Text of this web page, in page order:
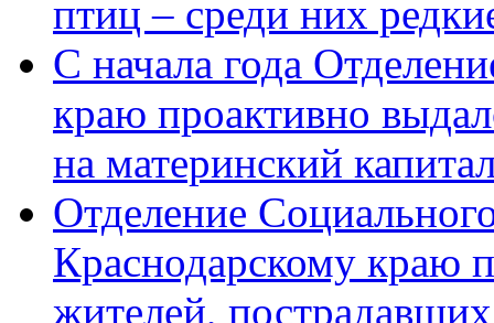
птиц – среди них
С начала года
краю проактивно
на материнский
Отделение
Краснодарскому краю
жителей,